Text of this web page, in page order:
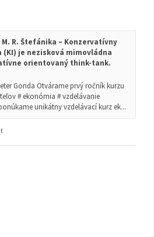
R. Štefánika – Konzervatívny
je nezisková mimovládna
orientovaný think-tank.
Gonda Otvárame prvý ročník kurzu
# ekonómia # vzdelávanie
unikátny vzdelávací kurz ek...